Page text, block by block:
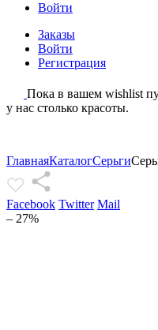
Войти
Заказы
Войти
Регистрация
Пока в вашем wishlist
у нас столько красоты.
ГлавнаяКаталогСерьги
Facebook Twitter Mail
– 27%